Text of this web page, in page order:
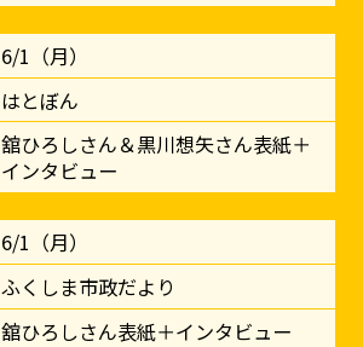
6/1（月）
はとぼん
舘ひろしさん＆黒川想矢さん表紙＋
インタビュー
6/1（月）
ふくしま市政だより
舘ひろしさん表紙＋インタビュー